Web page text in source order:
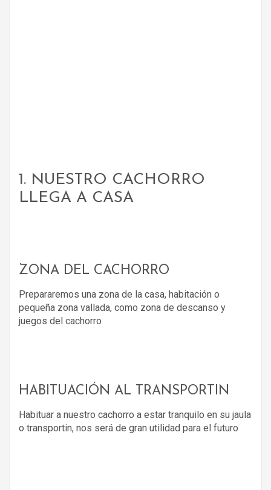
1. NUESTRO CACHORRO
LLEGA A CASA
ZONA DEL CACHORRO
Prepararemos una zona de la casa, habitación o
pequeña zona vallada, como zona de descanso y
juegos del cachorro
HABITUACIÓN AL TRANSPORTIN
Habituar a nuestro cachorro a estar tranquilo en su jaula
o transportin, nos será de gran utilidad para el futuro